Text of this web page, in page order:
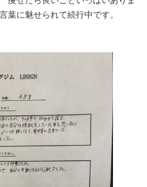
葉に魅せられて続行中です。